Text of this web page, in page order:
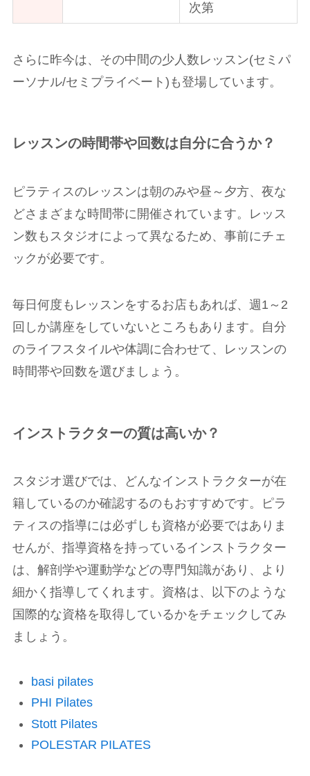
次第
さらに昨今は、その中間の少人数レッスン(セミパ
ーソナル/セミプライベート)も登場しています。
レッスンの時間帯や回数は自分に合うか？
ピラティスのレッスンは朝のみや昼～夕方、夜な
どさまざまな時間帯に開催されています。レッス
ン数もスタジオによって異なるため、事前にチェ
ックが必要です。
毎日何度もレッスンをするお店もあれば、週1～2
回しか講座をしていないところもあります。自分
のライフスタイルや体調に合わせて、レッスンの
時間帯や回数を選びましょう。
インストラクターの質は高いか？
スタジオ選びでは、どんなインストラクターが在
籍しているのか確認するのもおすすめです。ピラ
ティスの指導には必ずしも資格が必要ではありま
せんが、指導資格を持っているインストラクター
は、解剖学や運動学などの専門知識があり、より
細かく指導してくれます。資格は、以下のような
国際的な資格を取得しているかをチェックしてみ
ましょう。
basi pilates
PHI Pilates
Stott Pilates
POLESTAR PILATES